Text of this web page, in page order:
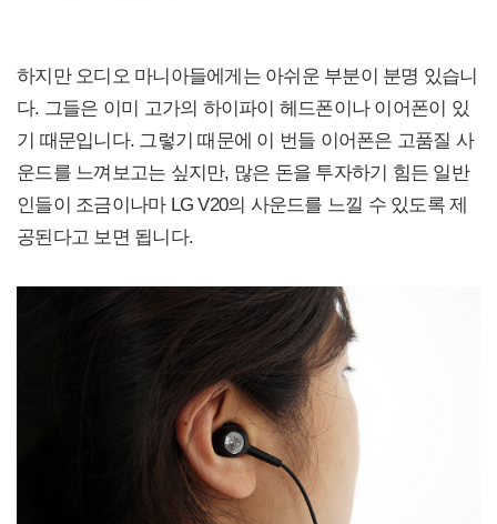
하지만 오디오 마니아들에게는 아쉬운 부분이 분명 있습니
다. 그들은 이미 고가의 하이파이 헤드폰이나 이어폰이 있
기 때문입니다. 그렇기 때문에 이 번들 이어폰은 고품질 사
운드를 느껴보고는 싶지만, 많은 돈을 투자하기 힘든 일반
인들이 조금이나마 LG V20의 사운드를 느낄 수 있도록 제
공된다고 보면 됩니다.